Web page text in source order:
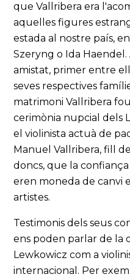
que Vallribera era
aquelles figures
estada al nostre país,
Szeryng o Ida
amistat, primer entre
seves respectives
matrimoni Vallribera
cerimònia nupcial dels
el violinista actuà de
Manuel Vallribera, fill
doncs, que la
eren moneda de canvi
artistes.
Testimonis dels seus
ens poden parlar de la
Lewkowicz com a
internacional. Per